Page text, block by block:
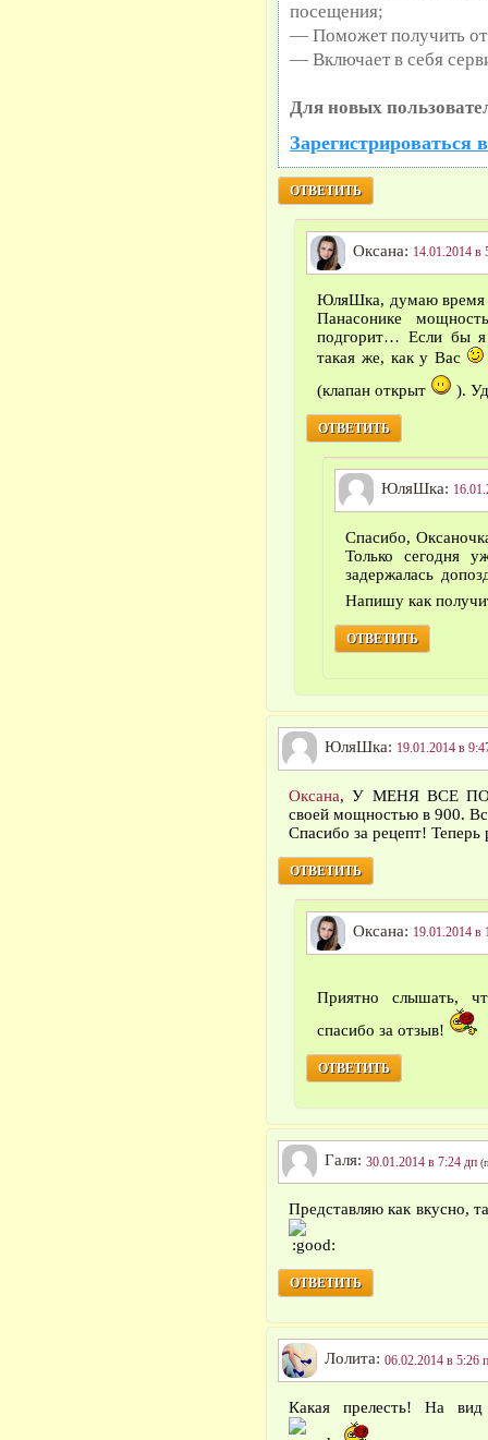
посещения;
— Поможет получить от
— Включает в себя
Для новых
Зарегистрироваться
ОТВЕТИТЬ
Оксана: 14.01.2014 в
ЮляШка, думаю время
Панасонике
подгорит… Если бы я
такая же, как у Вас
(клапан открыт
).
ОТВЕТИТЬ
ЮляШка:
Спасибо,
Только сегодня
задержалась
Напишу как
ОТВЕТИТЬ
ЮляШка: 19.01.2014 в
Оксана, У МЕНЯ ВСЕ
своей мощностью в 900.
Спасибо за рецепт! Теперь
ОТВЕТИТЬ
Оксана: 19.01.2014 в
Приятно слышать,
спасибо за отзыв!
ОТВЕТИТЬ
Галя: 30.01.2014 в 7:24 дп
Представляю как вкусно,
ОТВЕТИТЬ
Лолита: 06.02.2014 в 5:26
Какая прелесть! На вид